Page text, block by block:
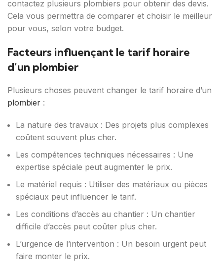
contactez plusieurs plombiers pour obtenir des devis.
Cela vous permettra de comparer et choisir le meilleur
pour vous, selon votre budget.
Facteurs influençant le tarif horaire
d’un plombier
Plusieurs choses peuvent changer le tarif horaire d’un
plombier :
La nature des travaux : Des projets plus complexes
coûtent souvent plus cher.
Les compétences techniques nécessaires : Une
expertise spéciale peut augmenter le prix.
Le matériel requis : Utiliser des matériaux ou pièces
spéciaux peut influencer le tarif.
Les conditions d’accès au chantier : Un chantier
difficile d’accès peut coûter plus cher.
L’urgence de l’intervention : Un besoin urgent peut
faire monter le prix.